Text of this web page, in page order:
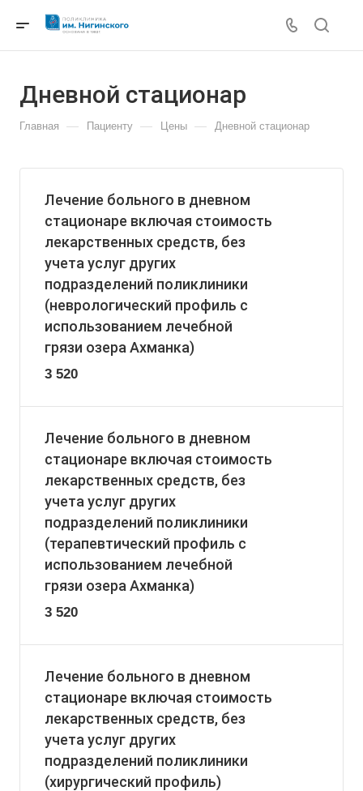
Дневной стационар
Главная — Пациенту — Цены — Дневной стационар
Лечение больного в дневном
стационаре включая стоимость
лекарственных средств, без
учета услуг других
подразделений поликлиники
(неврологический профиль с
использованием лечебной
грязи озера Ахманка)
3 520
Лечение больного в дневном
стационаре включая стоимость
лекарственных средств, без
учета услуг других
подразделений поликлиники
(терапевтический профиль с
использованием лечебной
грязи озера Ахманка)
3 520
Лечение больного в дневном
стационаре включая стоимость
лекарственных средств, без
учета услуг других
подразделений поликлиники
(хирургический профиль)